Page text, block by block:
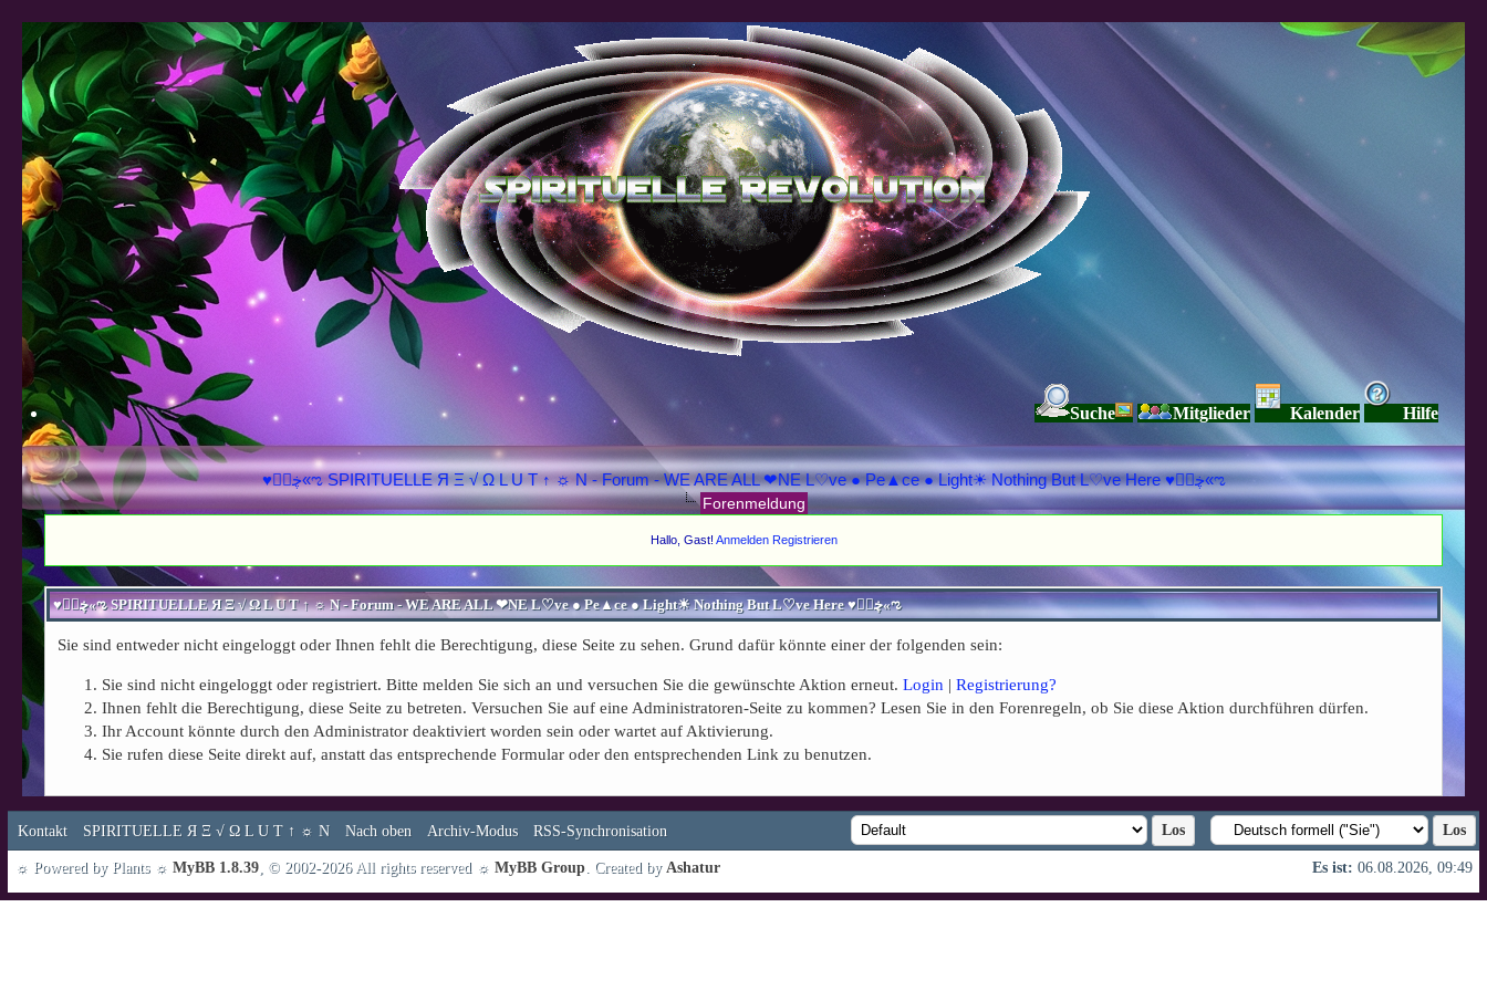
Suche Mitglieder Kalender Hilfe
♥ڿڰۣ«ಌ SPIRITUELLE Я Ξ √ Ω L U T ↑ ☼ N - Forum - WE ARE ALL ❤NE L♡ve ● Pe▲ce ● Light☀ Nothing But L♡ve Here ♥ڿڰۣ«ಌ
Forenmeldung
Hallo, Gast! Anmelden Registrieren
♥ڿڰۣ«ಌ SPIRITUELLE Я Ξ √ Ω L U T ↑ ☼ N - Forum - WE ARE ALL ❤NE L♡ve ● Pe▲ce ● Light☀ Nothing But L♡ve Here ♥ڿڰۣ«ಌ
Sie sind entweder nicht eingeloggt oder Ihnen fehlt die Berechtigung, diese Seite zu sehen. Grund dafür könnte einer der folgenden sein:
Sie sind nicht eingeloggt oder registriert. Bitte melden Sie sich an und versuchen Sie die gewünschte Aktion erneut. Login | Registrierung?
Ihnen fehlt die Berechtigung, diese Seite zu betreten. Versuchen Sie auf eine Administratoren-Seite zu kommen? Lesen Sie in den Forenregeln, ob Sie diese Aktion durchführen dürfen.
Ihr Account könnte durch den Administrator deaktiviert worden sein oder wartet auf Aktivierung.
Sie rufen diese Seite direkt auf, anstatt das entsprechende Formular oder den entsprechenden Link zu benutzen.
Kontakt SPIRITUELLE Я Ξ √ Ω L U T ↑ ☼ N Nach oben Archiv-Modus RSS-Synchronisation
Es ist: 06.08.2026, 09:49
☼ Powered by Plants ☼ MyBB 1.8.39 , © 2002-2026 All rights reserved ☼ MyBB Group . Created by Ashatur